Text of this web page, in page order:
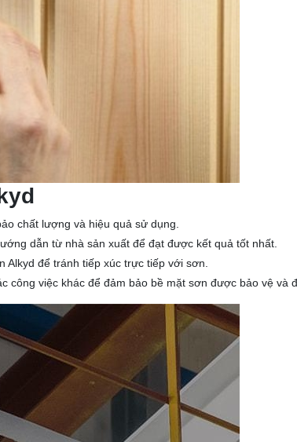
chất lượng và hiệu quả sử dụng.
dẫn từ nhà sản xuất để đạt được kết quả tốt nhất.
Alkyd để tránh tiếp xúc trực tiếp với sơn.
công việc khác để đảm bảo bề mặt sơn được bảo vệ và